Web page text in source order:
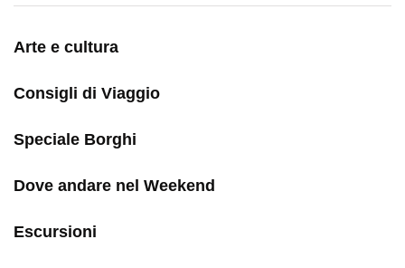
Arte e cultura
Consigli di Viaggio
Speciale Borghi
Dove andare nel Weekend
Escursioni